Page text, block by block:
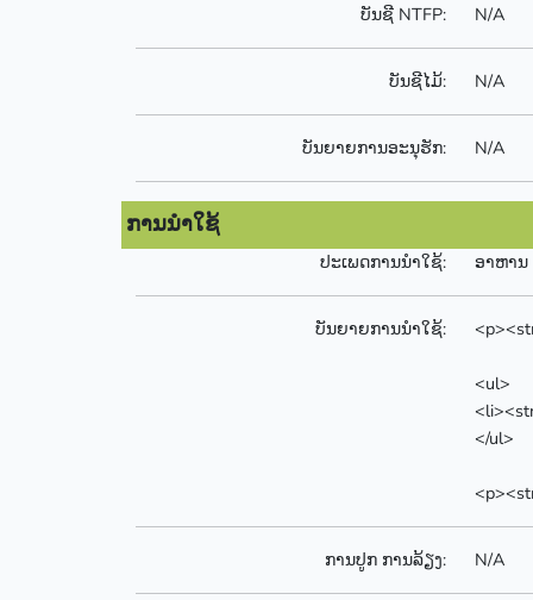
ບັນຊີ NTFP: N/A
ບັນຊີໄມ້: N/A
ບັນຍາຍການອະນຸຮັກ: N/A
ການນຳໃຊ້
ປະເພດການນຳໃຊ້: ອາຫານ
ບັນຍາຍການນຳໃຊ້:
<ul>
</ul>
ການປູກ ການລ້ຽງ: N/A